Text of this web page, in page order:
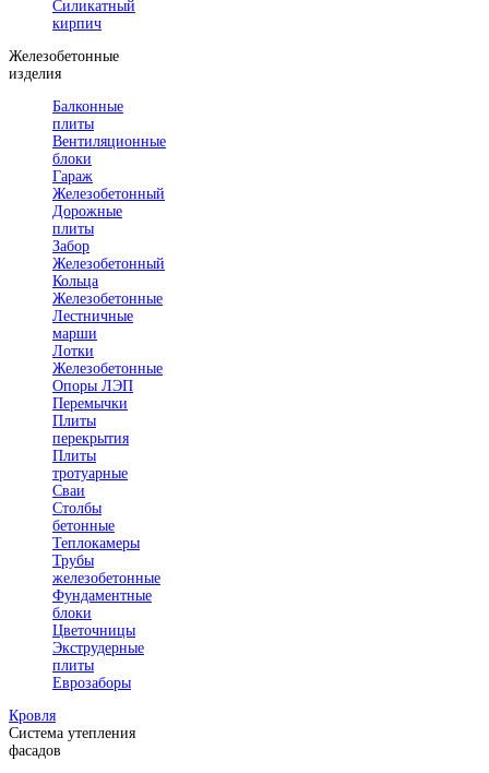
Силикатный
кирпич
Железобетонные
изделия
Балконные
плиты
Вентиляционные
блоки
Гараж
Железобетонный
Дорожные
плиты
Забор
Железобетонный
Кольца
Железобетонные
Лестничные
марши
Лотки
Железобетонные
Опоры ЛЭП
Перемычки
Плиты
перекрытия
Плиты
тротуарные
Сваи
Столбы
бетонные
Теплокамеры
Трубы
железобетонные
Фундаментные
блоки
Цветочницы
Экструдерные
плиты
Еврозаборы
Кровля
Система утепления
фасадов